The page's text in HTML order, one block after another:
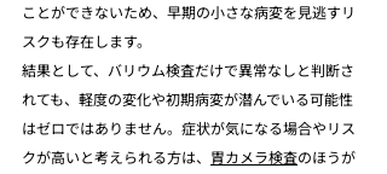
ことができないため、早期の小さな病変を見逃すリ
スクも存在します。
結果として、バリウム検査だけで異常なしと判断さ
れても、軽度の変化や初期病変が潜んでいる可能性
はゼロではありません。症状が気になる場合やリス
クが高いと考えられる方は、 胃カメラ検査のほうが